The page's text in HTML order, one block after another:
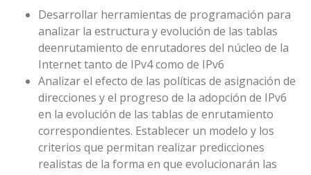
Desarrollar herramientas de programación para
analizar la estructura y evolución de las tablas
deenrutamiento de enrutadores del núcleo de la
Internet tanto de IPv4 como de IPv6
Analizar el efecto de las políticas de asignación de
direcciones y el progreso de la adopción de IPv6
en la evolución de las tablas de enrutamiento
correspondientes. Establecer un modelo y los
criterios que permitan realizar predicciones
realistas de la forma en que evolucionarán las